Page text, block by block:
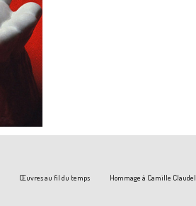
Œuvres au fil du temps Hommage à Camille Claudel